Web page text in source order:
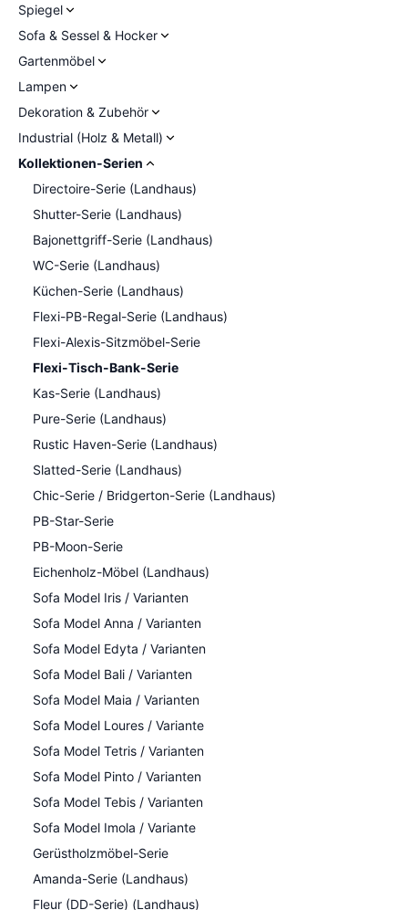
Spiegel
Sofa & Sessel & Hocker
Gartenmöbel
Lampen
Dekoration & Zubehör
Industrial (Holz & Metall)
Kollektionen-Serien
Directoire-Serie (Landhaus)
Shutter-Serie (Landhaus)
Bajonettgriff-Serie (Landhaus)
WC-Serie (Landhaus)
Küchen-Serie (Landhaus)
Flexi-PB-Regal-Serie (Landhaus)
Flexi-Alexis-Sitzmöbel-Serie
Flexi-Tisch-Bank-Serie
Kas-Serie (Landhaus)
Pure-Serie (Landhaus)
Rustic Haven-Serie (Landhaus)
Slatted-Serie (Landhaus)
Chic-Serie / Bridgerton-Serie (Landhaus)
PB-Star-Serie
PB-Moon-Serie
Eichenholz-Möbel (Landhaus)
Sofa Model Iris / Varianten
Sofa Model Anna / Varianten
Sofa Model Edyta / Varianten
Sofa Model Bali / Varianten
Sofa Model Maia / Varianten
Sofa Model Loures / Variante
Sofa Model Tetris / Varianten
Sofa Model Pinto / Varianten
Sofa Model Tebis / Varianten
Sofa Model Imola / Variante
Gerüstholzmöbel-Serie
Amanda-Serie (Landhaus)
Fleur (DD-Serie) (Landhaus)